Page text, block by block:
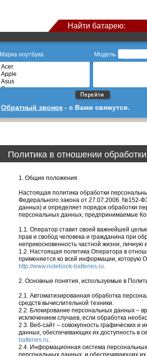
Найти батарею:
Марка ноутбука
Модель
Acer
Apple
Asus
Compaq
Emachine
Fujitsu
Fujitsu siemens
Packard bell
Samsung
Toshiba
Обратный звонок - с Вами свяжутся.
1. Общие положения
Настоящая политика обработки
Федерального закона от 27.07.2006. №152-
данных) и определяет порядок обработки
персональных данных, предпринимаемые
1.1. Оператор ставит своей важнейшей
прав и свобод человека и гражданина при
неприкосновенность частной жизни, личную
1.2. Настоящая политика Оператора в
применяется ко всей информации, которую
http://www.notebook-batteries.ru.
2. Основные понятия, используемые в
2.1. Автоматизированная обработка
средств вычислительной техники.
2.2. Блокирование персональных данных –
исключением случаев, если обработка
2.3. Веб-сайт – совокупность графических
данных, обеспечивающих их доступность в
batteries.ru.
2.4. Информационная система
персональных данных, и обеспечивающих
Политика в отношении